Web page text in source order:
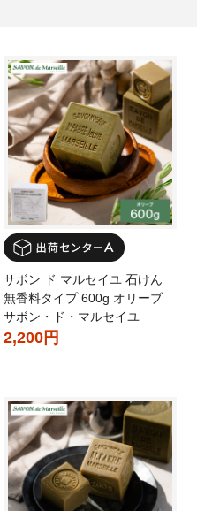
サボン ド マルセイユ 石けん
無香料タイプ 600g オリーブ
サボン・ド・マルセイユ
2,200円